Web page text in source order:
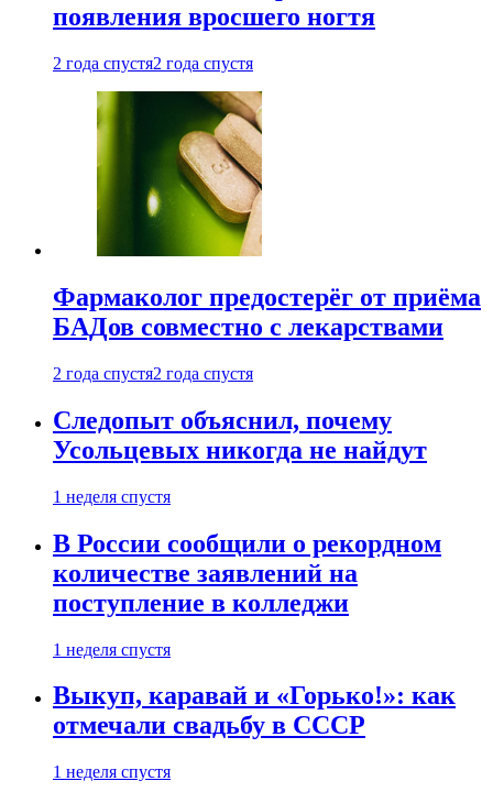
появления вросшего ногтя
2 года спустя2 года спустя
Фармаколог предостерёг от приёма
БАДов совместно с лекарствами
2 года спустя2 года спустя
Следопыт объяснил, почему
Усольцевых никогда не найдут
1 неделя спустя
В России сообщили о рекордном
количестве заявлений на
поступление в колледжи
1 неделя спустя
Выкуп, каравай и «Горько!»: как
отмечали свадьбу в СССР
1 неделя спустя